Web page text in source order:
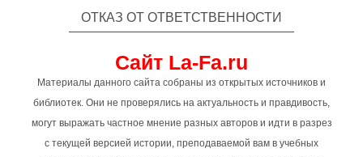
ОТКАЗ ОТ ОТВЕТСТВЕННОСТИ
Сайт La-Fa.ru
Материалы данного сайта собраны из открытых источников и
библиотек. Они не проверялись на актуальность и правдивость,
могут выражать частное мнение разных авторов и идти в разрез
с текущей версией истории, преподаваемой вам в учебных